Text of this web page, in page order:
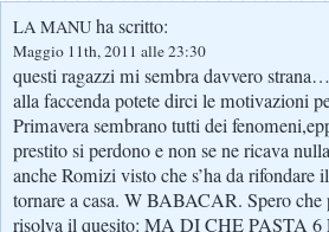
LA MANU ha scritto:
Maggio 11th, 2011 alle 23:30
questi ragazzi mi sembra davvero
alla faccenda potete dirci le motivazioni
Primavera sembrano tutti dei
prestito si perdono e non se ne ricava
anche Romizi visto che s’ha da rifondare
tornare a casa. W BABACAR. Spero che
risolva il quesito: MA DI CHE PASTA 6